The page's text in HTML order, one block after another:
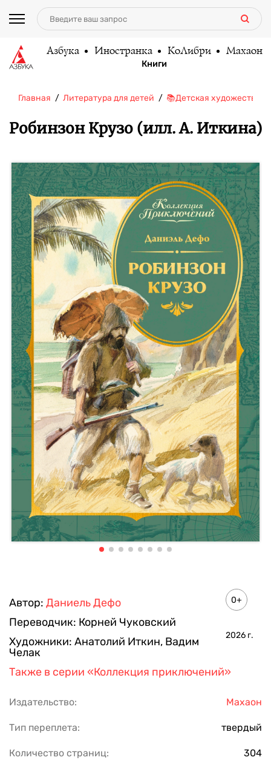
Азбука Иностранка КоЛибри Махаон
Книги
Главная Литература для детей 📚Детская
Робинзон Крузо (илл. А. Иткина)
Автор: Даниель Дефо
Переводчик: Корней Чуковский
Художники: Анатолий Иткин, Вадим
Челак
0+
2026 г.
Также в серии «Коллекция приключений»
Издательство: Махаон
Тип переплета: твердый
Количество страниц: 304